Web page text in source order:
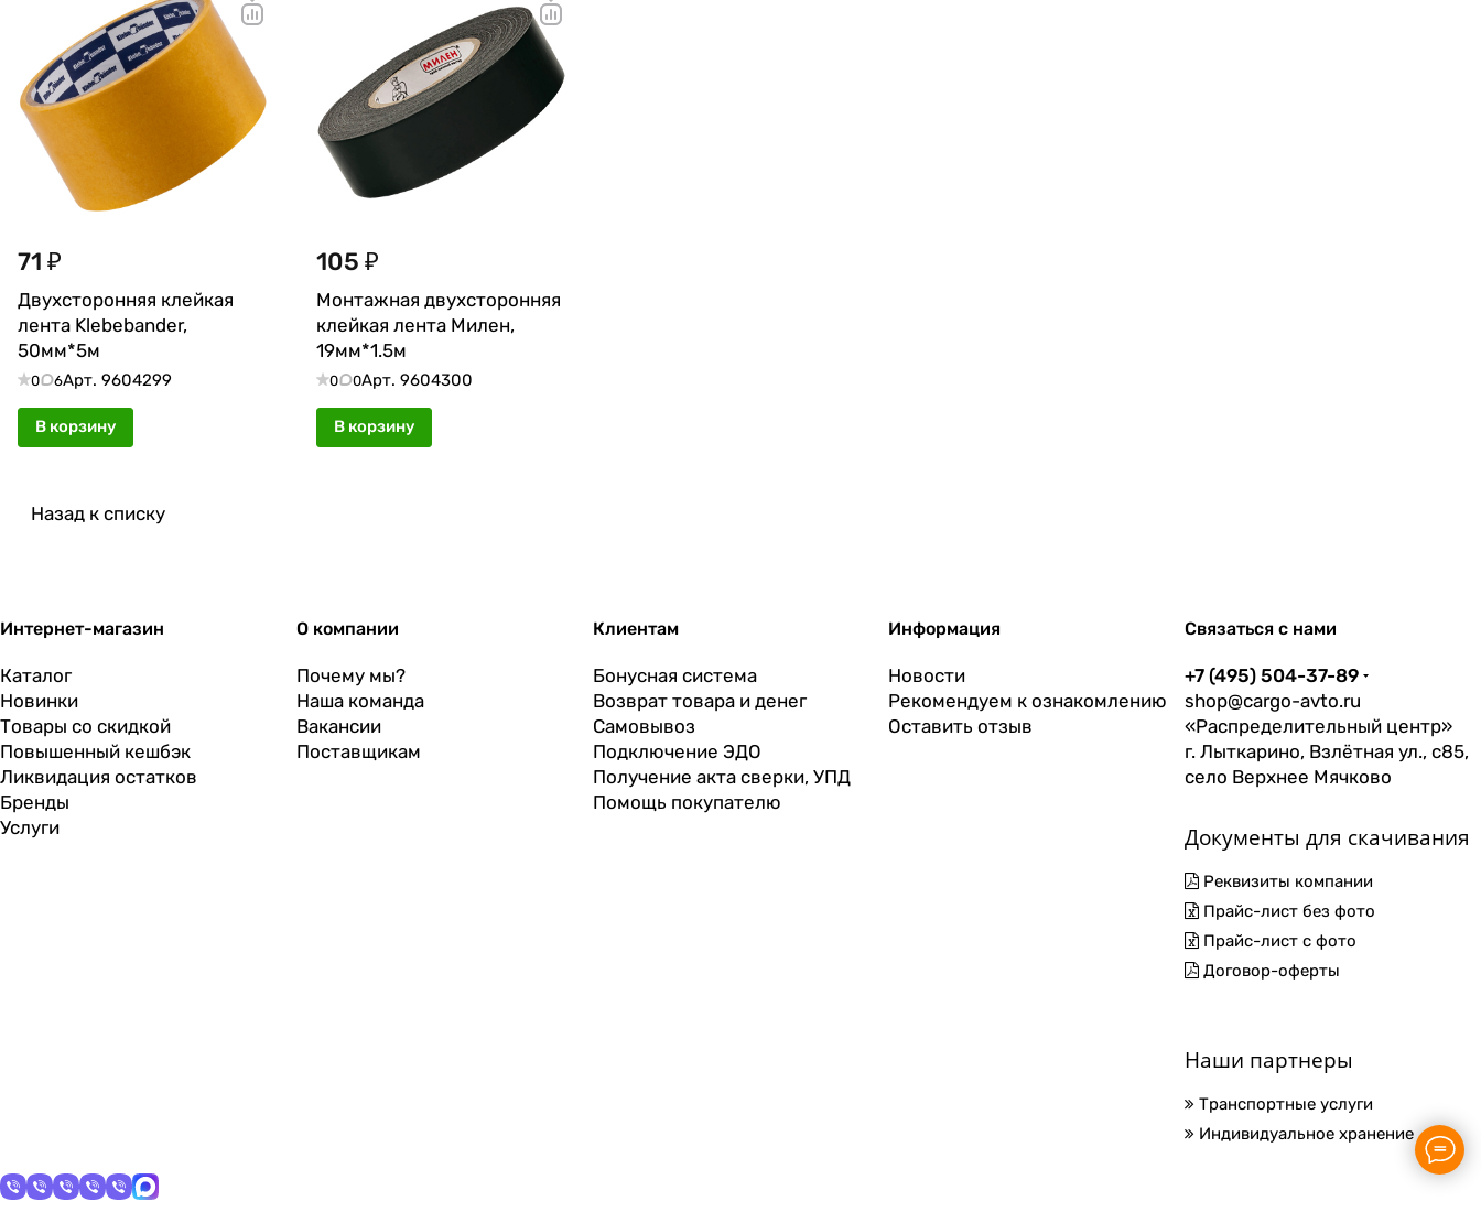
71 ₽
Двухсторонняя клейкая
лента Klebebander,
50мм*5м
0 6Арт. 9604299
В корзину
105 ₽
Монтажная двухсторонняя
клейкая лента Милен,
19мм*1.5м
0 0Арт.9604300
В корзину
Назад к списку
Интернет-магазин
Каталог
Новинки
Товары со скидкой
Повышенный кешбэк
Ликвидация остатков
Бренды
Услуги
О компании
Почему мы?
Наша команда
Вакансии
Поставщикам
Клиентам
Бонусная система
Возврат товара и денег
Самовывоз
Подключение ЭДО
Получение акта сверки, УПД
Помощь покупателю
Информация
Новости
Рекомендуем к ознакомлению
Оставить отзыв
Связаться с нами
+7 (495) 504-37-89
shop@cargo-avto.ru
«Распределительный центр»
г. Лыткарино, Взлётная ул., с85,
село Верхнее Мячково
Документы для скачивания
Реквизиты компании
Прайс-лист без фото
Прайс-лист с фото
Договор-оферты
Наши партнеры
Транспортные услуги
Индивидуальное хранение